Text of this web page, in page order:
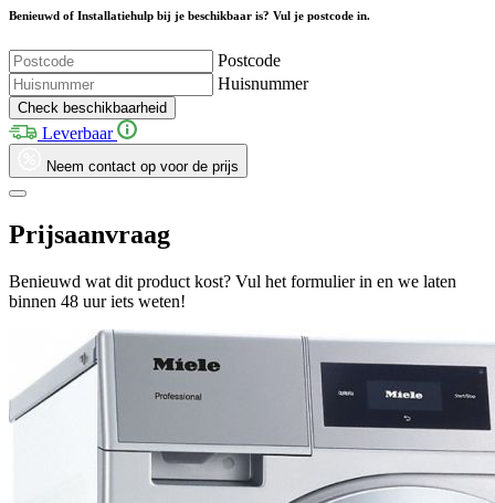
Benieuwd of Installatiehulp bij je beschikbaar is? Vul je postcode in.
Postcode
Huisnummer
Check beschikbaarheid
Leverbaar
Neem contact op voor de prijs
Prijsaanvraag
Benieuwd wat dit product kost? Vul het formulier in en we laten
binnen 48 uur iets weten!